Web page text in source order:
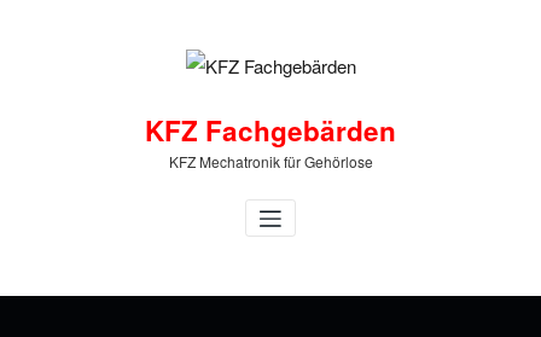
KFZ Fachgebärden
KFZ Mechatronik für Gehörlose